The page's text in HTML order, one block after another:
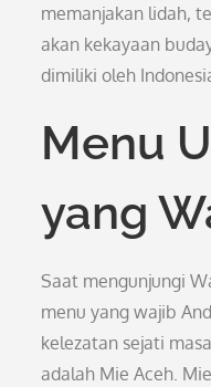
memanjakan lidah,
akan kekayaan
dimiliki oleh
Menu
yang
Saat mengunjungi
menu yang wajib
kelezatan sejati
adalah Mie Aceh.